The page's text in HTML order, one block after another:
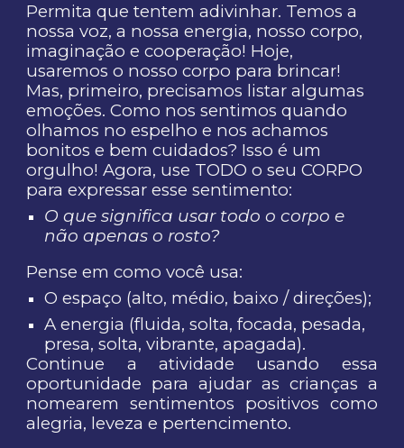
Permita que tentem adivinhar. Temos a
nossa voz, a nossa energia, nosso corpo,
imaginação e cooperação! Hoje,
usaremos o nosso corpo para brincar!
Mas, primeiro, precisamos listar algumas
emoções. Como nos sentimos quando
olhamos no espelho e nos achamos
bonitos e bem cuidados? Isso é um
orgulho! Agora, use TODO o seu CORPO
para expressar esse sentimento:
O que significa usar todo o corpo e
não apenas o rosto?
Pense em como você usa:
O espaço (alto, médio, baixo / direções);
A energia (fluida, solta, focada, pesada,
presa, solta, vibrante, apagada).
Continue a atividade usando essa
oportunidade para ajudar as crianças a
nomearem sentimentos positivos como
alegria, leveza e pertencimento.